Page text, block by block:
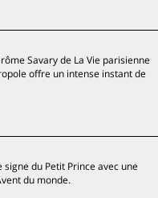
Savary de La Vie parisienne
offre un intense instant de
du Petit Prince avec une
du monde.